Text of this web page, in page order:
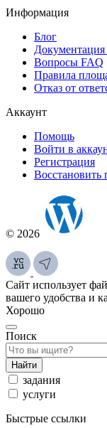
Информация
Блог
Документация
Вопросы FAQ
Правила
Отказ от
Аккаунт
Помощь
Войти в
Регистрация
Восстановить
© 2026
Сайт использует
вашего удобства и
Хорошо
Поиск
Найти
задания
услуги
Быстрые ссылки